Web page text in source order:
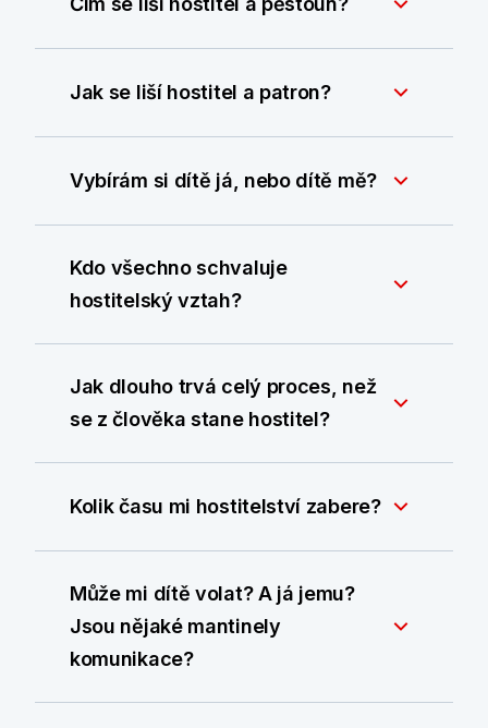
Jak se liší hostitel a patron?
Vybírám si dítě já, nebo dítě mě?
Kdo všechno schvaluje
hostitelský vztah?
Jak dlouho trvá celý proces, než
se z člověka stane hostitel?
Kolik času mi hostitelství zabere?
Může mi dítě volat? A já jemu?
Jsou nějaké mantinely
komunikace?